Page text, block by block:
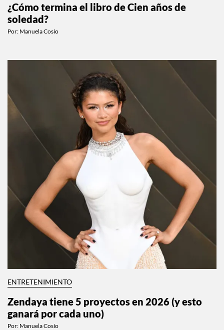
¿Cómo termina el libro de Cien años de
soledad?
Por: Manuela Cosío
ENTRETENIMIENTO
Zendaya tiene 5 proyectos en 2026 (y esto
ganará por cada uno)
Por: Manuela Cosío